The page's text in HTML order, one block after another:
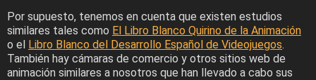
Por supuesto, tenemos en cuenta que existen estudios
similares tales como El Libro Blanco Quirino de la Animación
o el
Libro Blanco del Desarrollo Español de Videojuegos.
También hay cámaras de comercio y otros sitios web de
animación similares a nosotros que han llevado a cabo sus